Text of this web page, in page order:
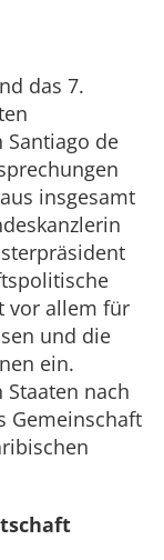
das 7.
de
insgesamt
vor allem für
und die
ein.
nach
Gemeinschaft